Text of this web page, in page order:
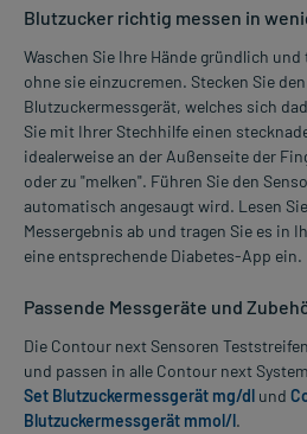
Blutzucker richtig messen in
Waschen Sie Ihre Hände gründlich
ohne sie einzucremen. Stecken Sie
Blutzuckermessgerät, welches sich
Sie mit Ihrer Stechhilfe einen
idealerweise an der Außenseite der
oder zu "melken". Führen Sie den
automatisch angesaugt wird. Lesen
Messergebnis ab und tragen Sie es in
eine entsprechende Diabetes-App ein.
Passende Messgeräte und
Die Contour next Sensoren
und passen in alle Contour next
Set Blutzuckermessgerät mg/dl und
Blutzuckermessgerät mmol/l.